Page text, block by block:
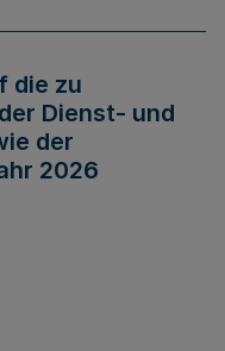
die zu
Dienst- und
der
2026